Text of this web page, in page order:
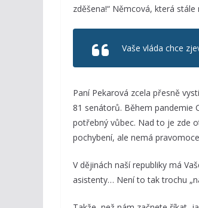
zděšena!“ Němcová, která
Vaše vláda chce
Paní Pekarová zcela přesně
81 senátorů. Během pandemie
potřebný vůbec. Nad to je zde
pochybení, ale nemá
V dějinách naší republiky má
asistenty… Není to tak trochu